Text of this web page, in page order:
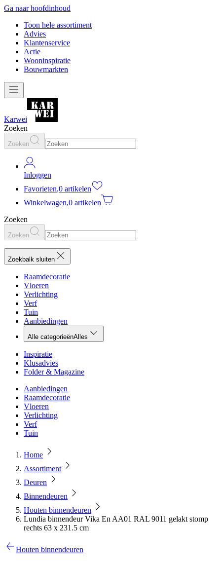
Ga naar hoofdinhoud
Toon hele assortiment
Advies
Klantenservice
Actie
Wooninspiratie
Bouwmarkten
Karwei
Zoeken
Zoeken
Inloggen
Favorieten,0 artikelen
Winkelwagen,0 artikelen
Zoeken
Zoeken
Zoekbalk sluiten
Raamdecoratie
Vloeren
Verlichting
Verf
Tuin
Aanbiedingen
Alle categorieënAlles
Inspiratie
Klusadvies
Folder & Magazine
Aanbiedingen
Raamdecoratie
Vloeren
Verlichting
Verf
Tuin
Home
Assortiment
Deuren
Binnendeuren
Houten binnendeuren
Lundia binnendeur Vika En AA01 RAL 9011 gelakt stomp
rechts 63 x 231.5 cm
Houten binnendeuren